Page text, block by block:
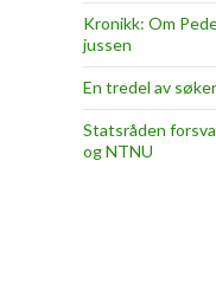
Kronikk: Om
jussen
En tredel av
Statsråden
og NTNU